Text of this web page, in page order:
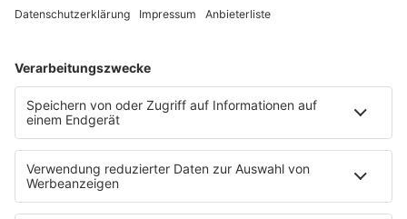
Trance
Podcast
Pop Crimes
The Story / Loveparade
90er Kids mit Oli.P